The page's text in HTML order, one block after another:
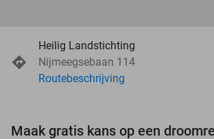
Heilig Landstichting
Nijmeegsebaan 114
Routebeschrijving